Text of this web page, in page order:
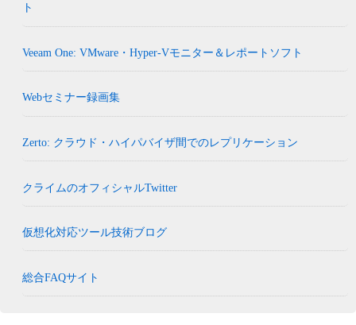
ト
Veeam One: VMware・Hyper-Vモニター＆レポートソフト
Webセミナー録画集
Zerto: クラウド・ハイパバイザ間でのレプリケーション
クライムのオフィシャルTwitter
仮想化対応ツール技術ブログ
総合FAQサイト